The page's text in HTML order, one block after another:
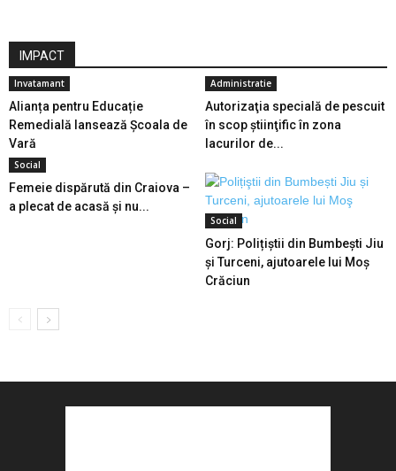
IMPACT
Invatamant
Alianța pentru Educație
Remedială lansează Școala de
Vară
Administratie
Autorizaţia specială de pescuit
în scop ştiinţific în zona
lacurilor de...
Social
Femeie dispărută din Craiova –
a plecat de acasă și nu...
Social
Gorj: Polițiştii din Bumbești Jiu
și Turceni, ajutoarele lui Moş
Crăciun